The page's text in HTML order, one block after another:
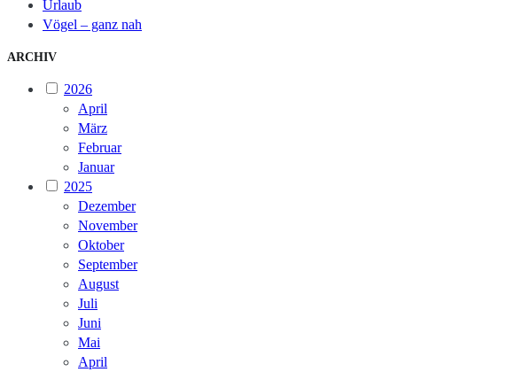
Urlaub
Vögel – ganz nah
ARCHIV
2026
April
März
Februar
Januar
2025
Dezember
November
Oktober
September
August
Juli
Juni
Mai
April